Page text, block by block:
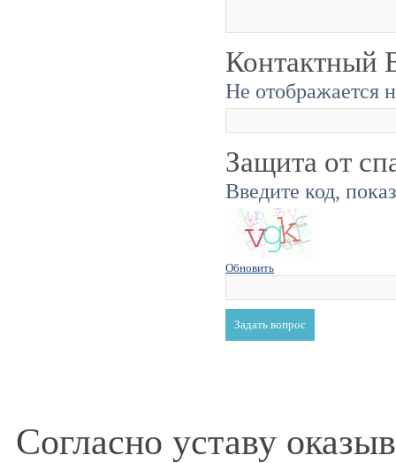
Контактный
Не отображается
Защита от
Введите код,
Обновить
Согласно уставу